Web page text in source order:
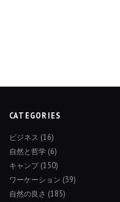
CATEGORIES
ビジネス (16)
自然と哲学 (6)
キャンプ(150)
ワーケーション (39)
自然の良さ (185)